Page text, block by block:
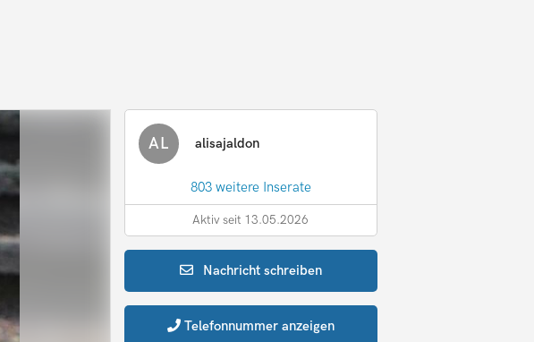
AL alisajaldon
803 weitere Inserate
Aktiv seit 13.05.2026
Nachrichtschreiben
Telefonnummer anzeigen